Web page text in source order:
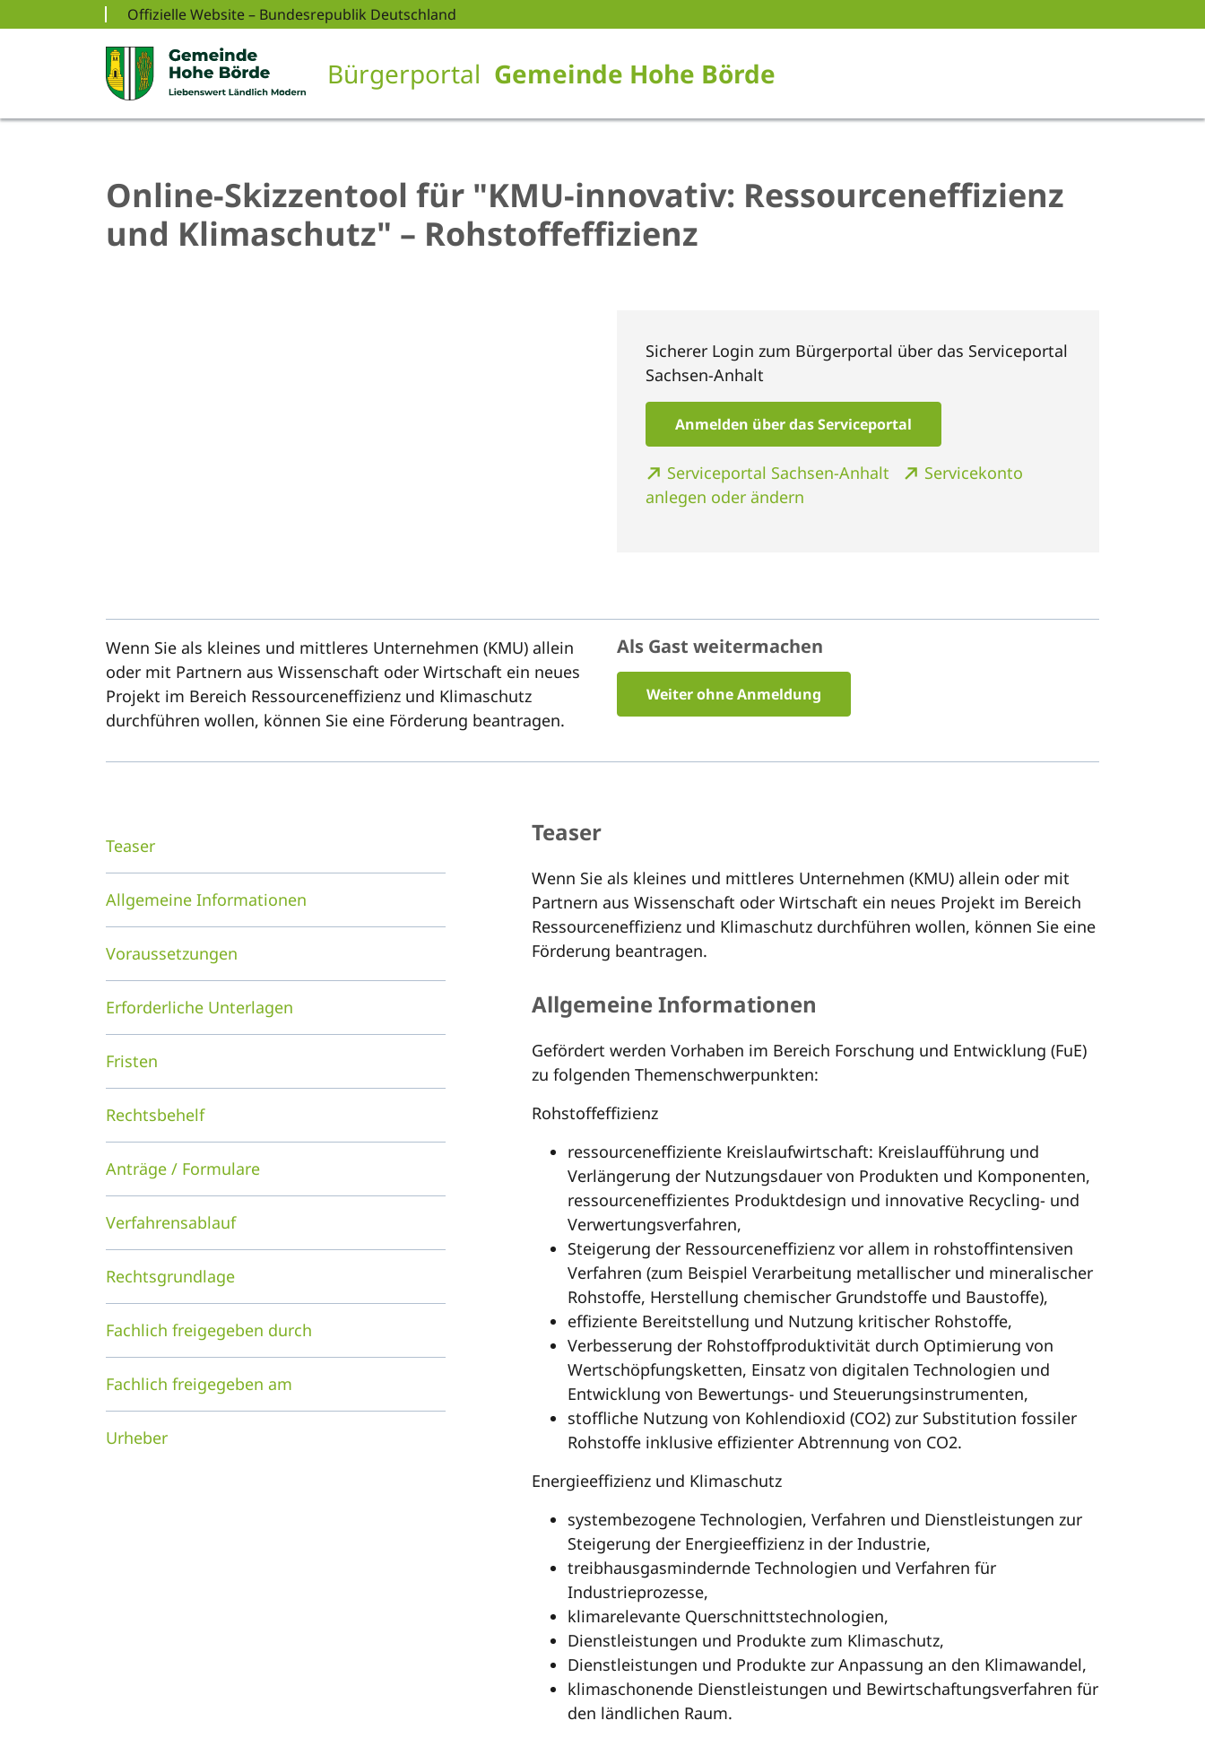
Zur Navigation springen
Zum Inhalt springenOffizielle Website – Bundesrepublik Deutschland
Bürgerportal Gemeinde Hohe Börde
Online-Skizzentool für "KMU-innovativ: Ressourceneffizienz
und Klimaschutz" – Rohstoffeffizienz
Sicherer Login zum Bürgerportal über das Serviceportal
Sachsen-Anhalt
Anmelden über das Serviceportal
Serviceportal Sachsen-Anhalt
Servicekonto
anlegen oder ändern
Wenn Sie als kleines und mittleres Unternehmen (KMU) allein
oder mit Partnern aus Wissenschaft oder Wirtschaft ein neues
Projekt im Bereich Ressourceneffizienz und Klimaschutz
durchführen wollen, können Sie eine Förderung beantragen.
Als Gast weitermachen
Weiter ohne Anmeldung
Teaser
Allgemeine Informationen
Voraussetzungen
Erforderliche Unterlagen
Fristen
Rechtsbehelf
Anträge / Formulare
Verfahrensablauf
Rechtsgrundlage
Fachlich freigegeben durch
Fachlich freigegeben am
Urheber
Teaser
Wenn Sie als kleines und mittleres Unternehmen (KMU) allein oder mit
Partnern aus Wissenschaft oder Wirtschaft ein neues Projekt im Bereich
Ressourceneffizienz und Klimaschutz durchführen wollen, können Sie eine
Förderung beantragen.
Allgemeine Informationen
Gefördert werden Vorhaben im Bereich Forschung und Entwicklung (FuE)
zu folgenden Themenschwerpunkten:
Rohstoffeffizienz
ressourceneffiziente Kreislaufwirtschaft: Kreislaufführung und
Verlängerung der Nutzungsdauer von Produkten und Komponenten,
ressourceneffizientes Produktdesign und innovative Recycling- und
Verwertungsverfahren,
Steigerung der Ressourceneffizienz vor allem in rohstoffintensiven
Verfahren (zum Beispiel Verarbeitung metallischer und mineralischer
Rohstoffe, Herstellung chemischer Grundstoffe und Baustoffe),
effiziente Bereitstellung und Nutzung kritischer Rohstoffe,
Verbesserung der Rohstoffproduktivität durch Optimierung von
Wertschöpfungsketten, Einsatz von digitalen Technologien und
Entwicklung von Bewertungs- und Steuerungsinstrumenten,
stoffliche Nutzung von Kohlendioxid (CO2) zur Substitution fossiler
Rohstoffe inklusive effizienter Abtrennung von CO2.
Energieeffizienz und Klimaschutz
systembezogene Technologien, Verfahren und Dienstleistungen zur
Steigerung der Energieeffizienz in der Industrie,
treibhausgasmindernde Technologien und Verfahren für
Industrieprozesse,
klimarelevante Querschnittstechnologien,
Dienstleistungen und Produkte zum Klimaschutz,
Dienstleistungen und Produkte zur Anpassung an den Klimawandel,
klimaschonende Dienstleistungen und Bewirtschaftungsverfahren für
den ländlichen Raum.